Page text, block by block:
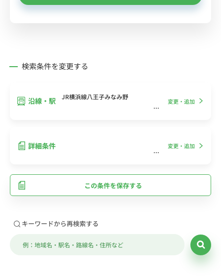
検索条件を変更する
沿線・駅 JR横浜線八王子みなみ野
変更・追加
詳細条件 変更・追加
この条件を保存する
キーワードから再検索する